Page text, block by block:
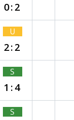
0:2
U
2:2
S
1:4
S